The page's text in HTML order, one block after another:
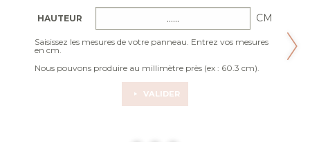
HAUTEUR CM
Saisissez les mesures de votre panneau. Entrez vos mesures
en cm.
Nous pouvons produire au millimètre près (ex : 60.3 cm).
VALIDER